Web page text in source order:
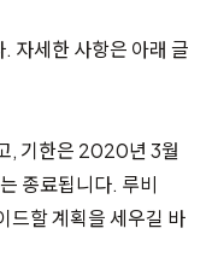
자세한 사항은 아래 글
, 기한은 2020년 3월
종료됩니다. 루비
드할 계획을 세우길 바